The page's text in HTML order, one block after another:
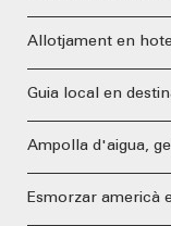
Allotjament en
Guia local en
Ampolla d'aigua,
Esmorzar americà